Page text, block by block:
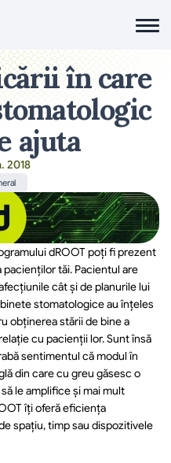
în care
ajuta
2018
dROOT poți fi prezent
tăi. Pacientul are
cât și de planurile lui
stomatologice au înțeles
obținerea stării de bine a
cu pacienții lor. Sunt însă
sentimentul că modul în
din care cu greu găsesc o
le amplifice și mai mult
îți oferă eficiența
spațiu, timp sau dispozitivele